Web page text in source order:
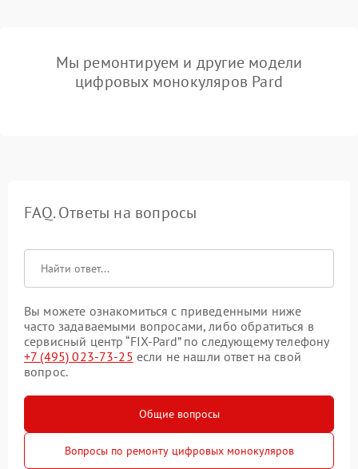
Мы ремонтируем и другие модели
цифровых монокуляров Pard
FAQ. Ответы на вопросы
Вы можете ознакомиться с приведенными ниже
часто задаваемыми вопросами, либо обратиться в
сервисный центр “FIX-Pard” по следующему телефону
+7 (495) 023-73-25 если не нашли ответ на свой
вопрос.
Общие вопросы
Вопросы по ремонту цифровых монокуляров